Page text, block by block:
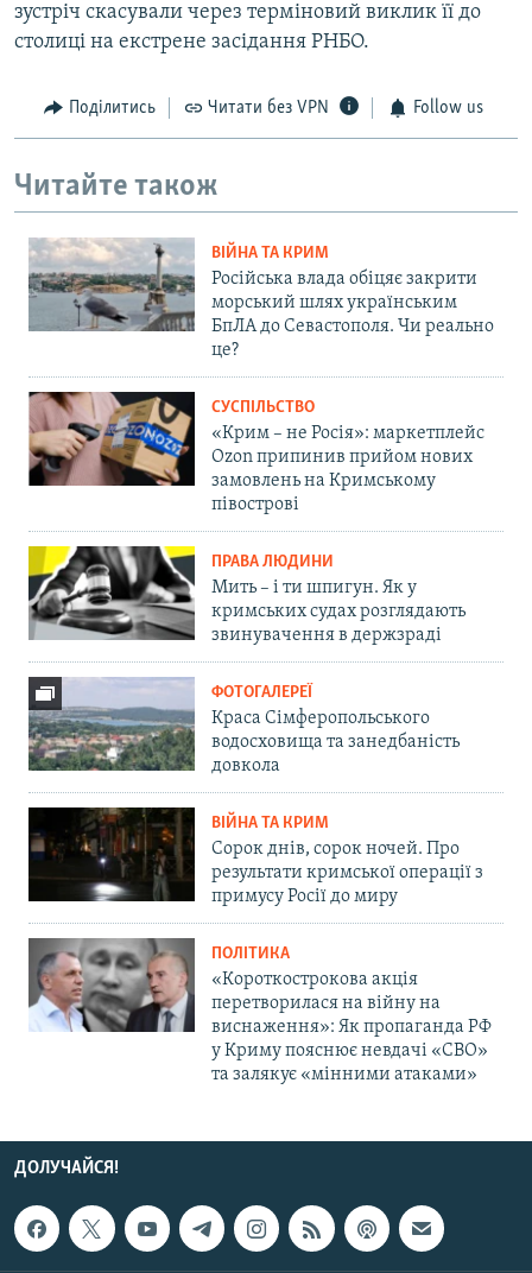
зустріч скасували через терміновий виклик її до
столиці на екстрене засідання РНБО.
Поділитись Читати без VPN Follow us
Читайте також
ВІЙНА ТА КРИМ
Російська влада обіцяє закрити
морський шлях українським
БпЛА до Севастополя. Чи реально
це?
СУСПІЛЬСТВО
«Крим – не Росія»: маркетплейс
Ozon припинив прийом нових
замовлень на Кримському
півострові
ПРАВА ЛЮДИНИ
Мить – і ти шпигун. Як у
кримських судах розглядають
звинувачення в держзраді
ФОТОГАЛЕРЕЇ
Краса Сімферопольського
водосховища та занедбаність
довкола
ВІЙНА ТА КРИМ
Сорок днів, сорок ночей. Про
результати кримської операції з
примусу Росії до миру
ПОЛІТИКА
«Короткострокова акція
перетворилася на війну на
виснаження»: Як пропаганда РФ
у Криму пояснює невдачі «СВО»
та залякує «мінними атаками»
ДОЛУЧАЙСЯ!